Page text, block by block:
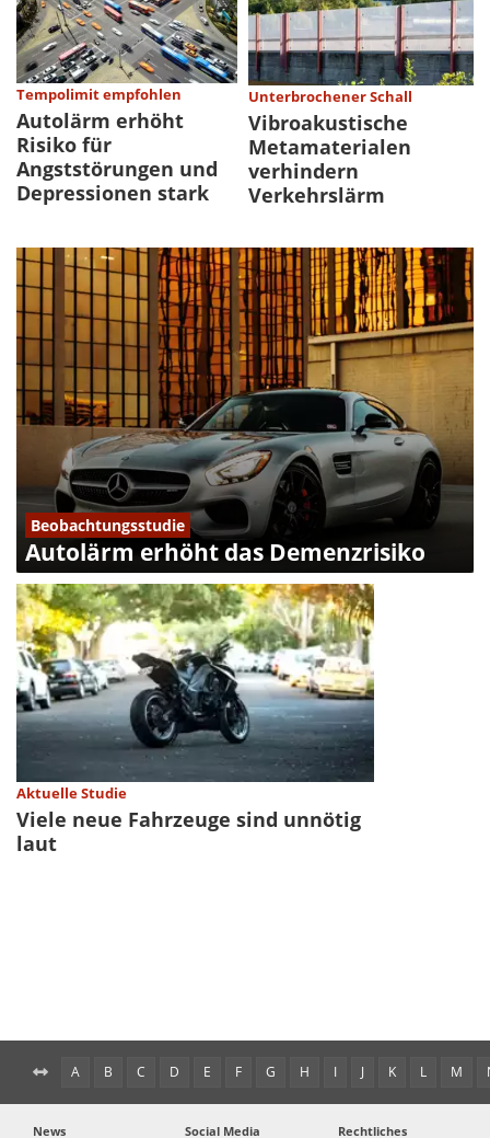
Tempolimit empfohlen
Autolärm erhöht
Risiko für
Angststörungen und
Depressionen stark
Unterbrochener Schall
Vibroakustische
Metamaterialen
verhindern
Verkehrslärm
Beobachtungsstudie
Autolärm erhöht das Demenzrisiko
Aktuelle Studie
Viele neue Fahrzeuge sind unnötig
laut
A B C D E F G H I J K L M
News Social Media Rechtliches